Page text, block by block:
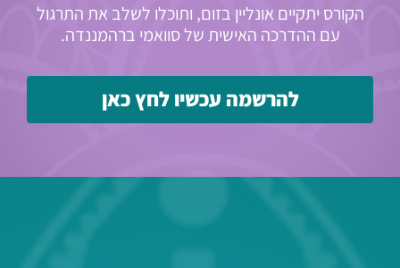
הקורס יתקיים אונליין בזום, ותוכלו לשלב את התרגול
עם ההדרכה האישית של סוואמי ברהמננדה.
להרשמה עכשיו לחץ כאן